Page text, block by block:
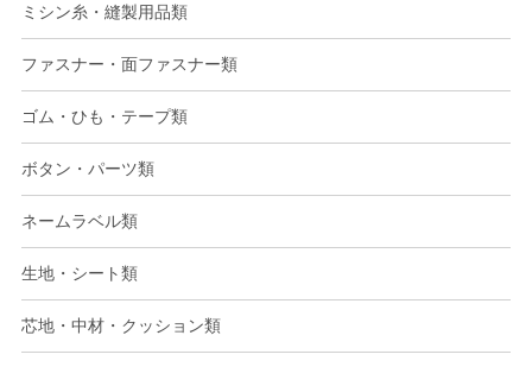
ミシン糸・縫製用品類
ファスナー・面ファスナー類
ゴム・ひも・テープ類
ボタン・パーツ類
ネームラベル類
生地・シート類
芯地・中材・クッション類